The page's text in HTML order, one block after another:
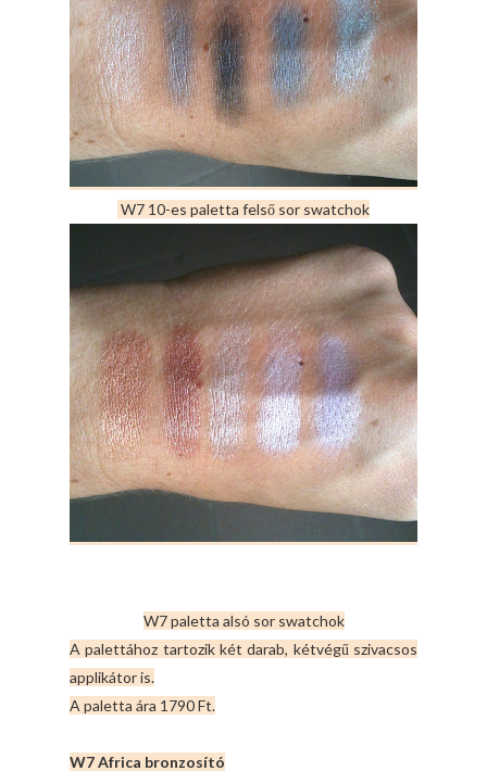
W7 10-es paletta felső sor swatchok
W7 paletta alsó sor swatchok
A palettához tartozik két darab, kétvégű szivacsos
applikátor is.
A paletta ára 1790 Ft.
W7 Africa bronzosító